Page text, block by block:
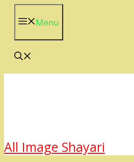
Menu
All Image Shayari